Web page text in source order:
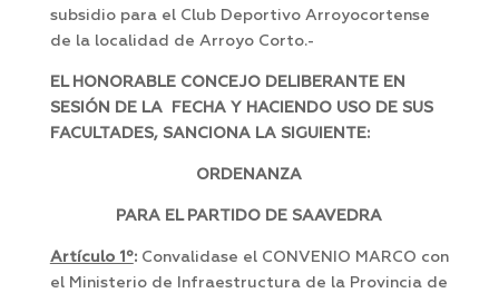
subsidio para el Club Deportivo Arroyocortense
de la localidad de Arroyo Corto.-
EL HONORABLE CONCEJO DELIBERANTE EN
SESIÓN DE LA FECHA Y HACIENDO USO DE SUS
FACULTADES, SANCIONA LA SIGUIENTE:
ORDENANZA
PARA EL PARTIDO DE SAAVEDRA
Artículo 1º:Convalidase el CONVENIO MARCO con
el Ministerio de Infraestructura de la Provincia de